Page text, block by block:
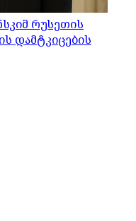
რუსეთის
დამტკიცების